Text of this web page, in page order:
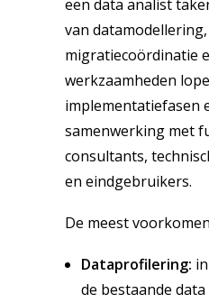
een data analist
van
migratiecoördinatie
werkzaamheden
implementatiefasen
samenwerking met
consultants,
en eindgebruikers.
De meest
Dataprofilering:
de bestaande